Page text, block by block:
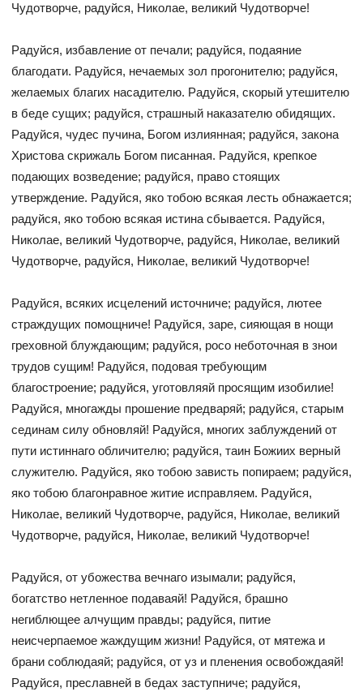
Чудотворче, радуйся, Николае, великий Чудотворче!
Радуйся, избавление от печали; радуйся, подаяние
благодати. Радуйся, нечаемых зол прогонителю; радуйся,
желаемых благих насадителю. Радуйся, скорый утешителю
в беде сущих; радуйся, страшный наказателю обидящих.
Радуйся, чудес пучина, Богом излиянная; радуйся, закона
Христова скрижаль Богом писанная. Радуйся, крепкое
подающих возведение; радуйся, право стоящих
утверждение. Радуйся, яко тобою всякая лесть обнажается;
радуйся, яко тобою всякая истина сбывается. Радуйся,
Николае, великий Чудотворче, радуйся, Николае, великий
Чудотворче, радуйся, Николае, великий Чудотворче!
Радуйся, всяких исцелений источниче; радуйся, лютее
страждущих помощниче! Радуйся, заре, сияющая в нощи
греховной блуждающим; радуйся, росо неботочная в знои
трудов сущим! Радуйся, подовая требующим
благостроение; радуйся, уготовляяй просящим изобилие!
Радуйся, многажды прошение предваряй; радуйся, старым
сединам силу обновляй! Радуйся, многих заблуждений от
пути истиннаго обличителю; радуйся, таин Божиих верный
служителю. Радуйся, яко тобою зависть попираем; радуйся,
яко тобою благонравное житие исправляем. Радуйся,
Николае, великий Чудотворче, радуйся, Николае, великий
Чудотворче, радуйся, Николае, великий Чудотворче!
Радуйся, от убожества вечнаго изымали; радуйся,
богатство нетленное подаваяй! Радуйся, брашно
негиблющее алчущим правды; радуйся, питие
неисчерпаемое жаждущим жизни! Радуйся, от мятежа и
брани соблюдаяй; радуйся, от уз и пленения освобождаяй!
Радуйся, преславней в бедах заступниче; радуйся,